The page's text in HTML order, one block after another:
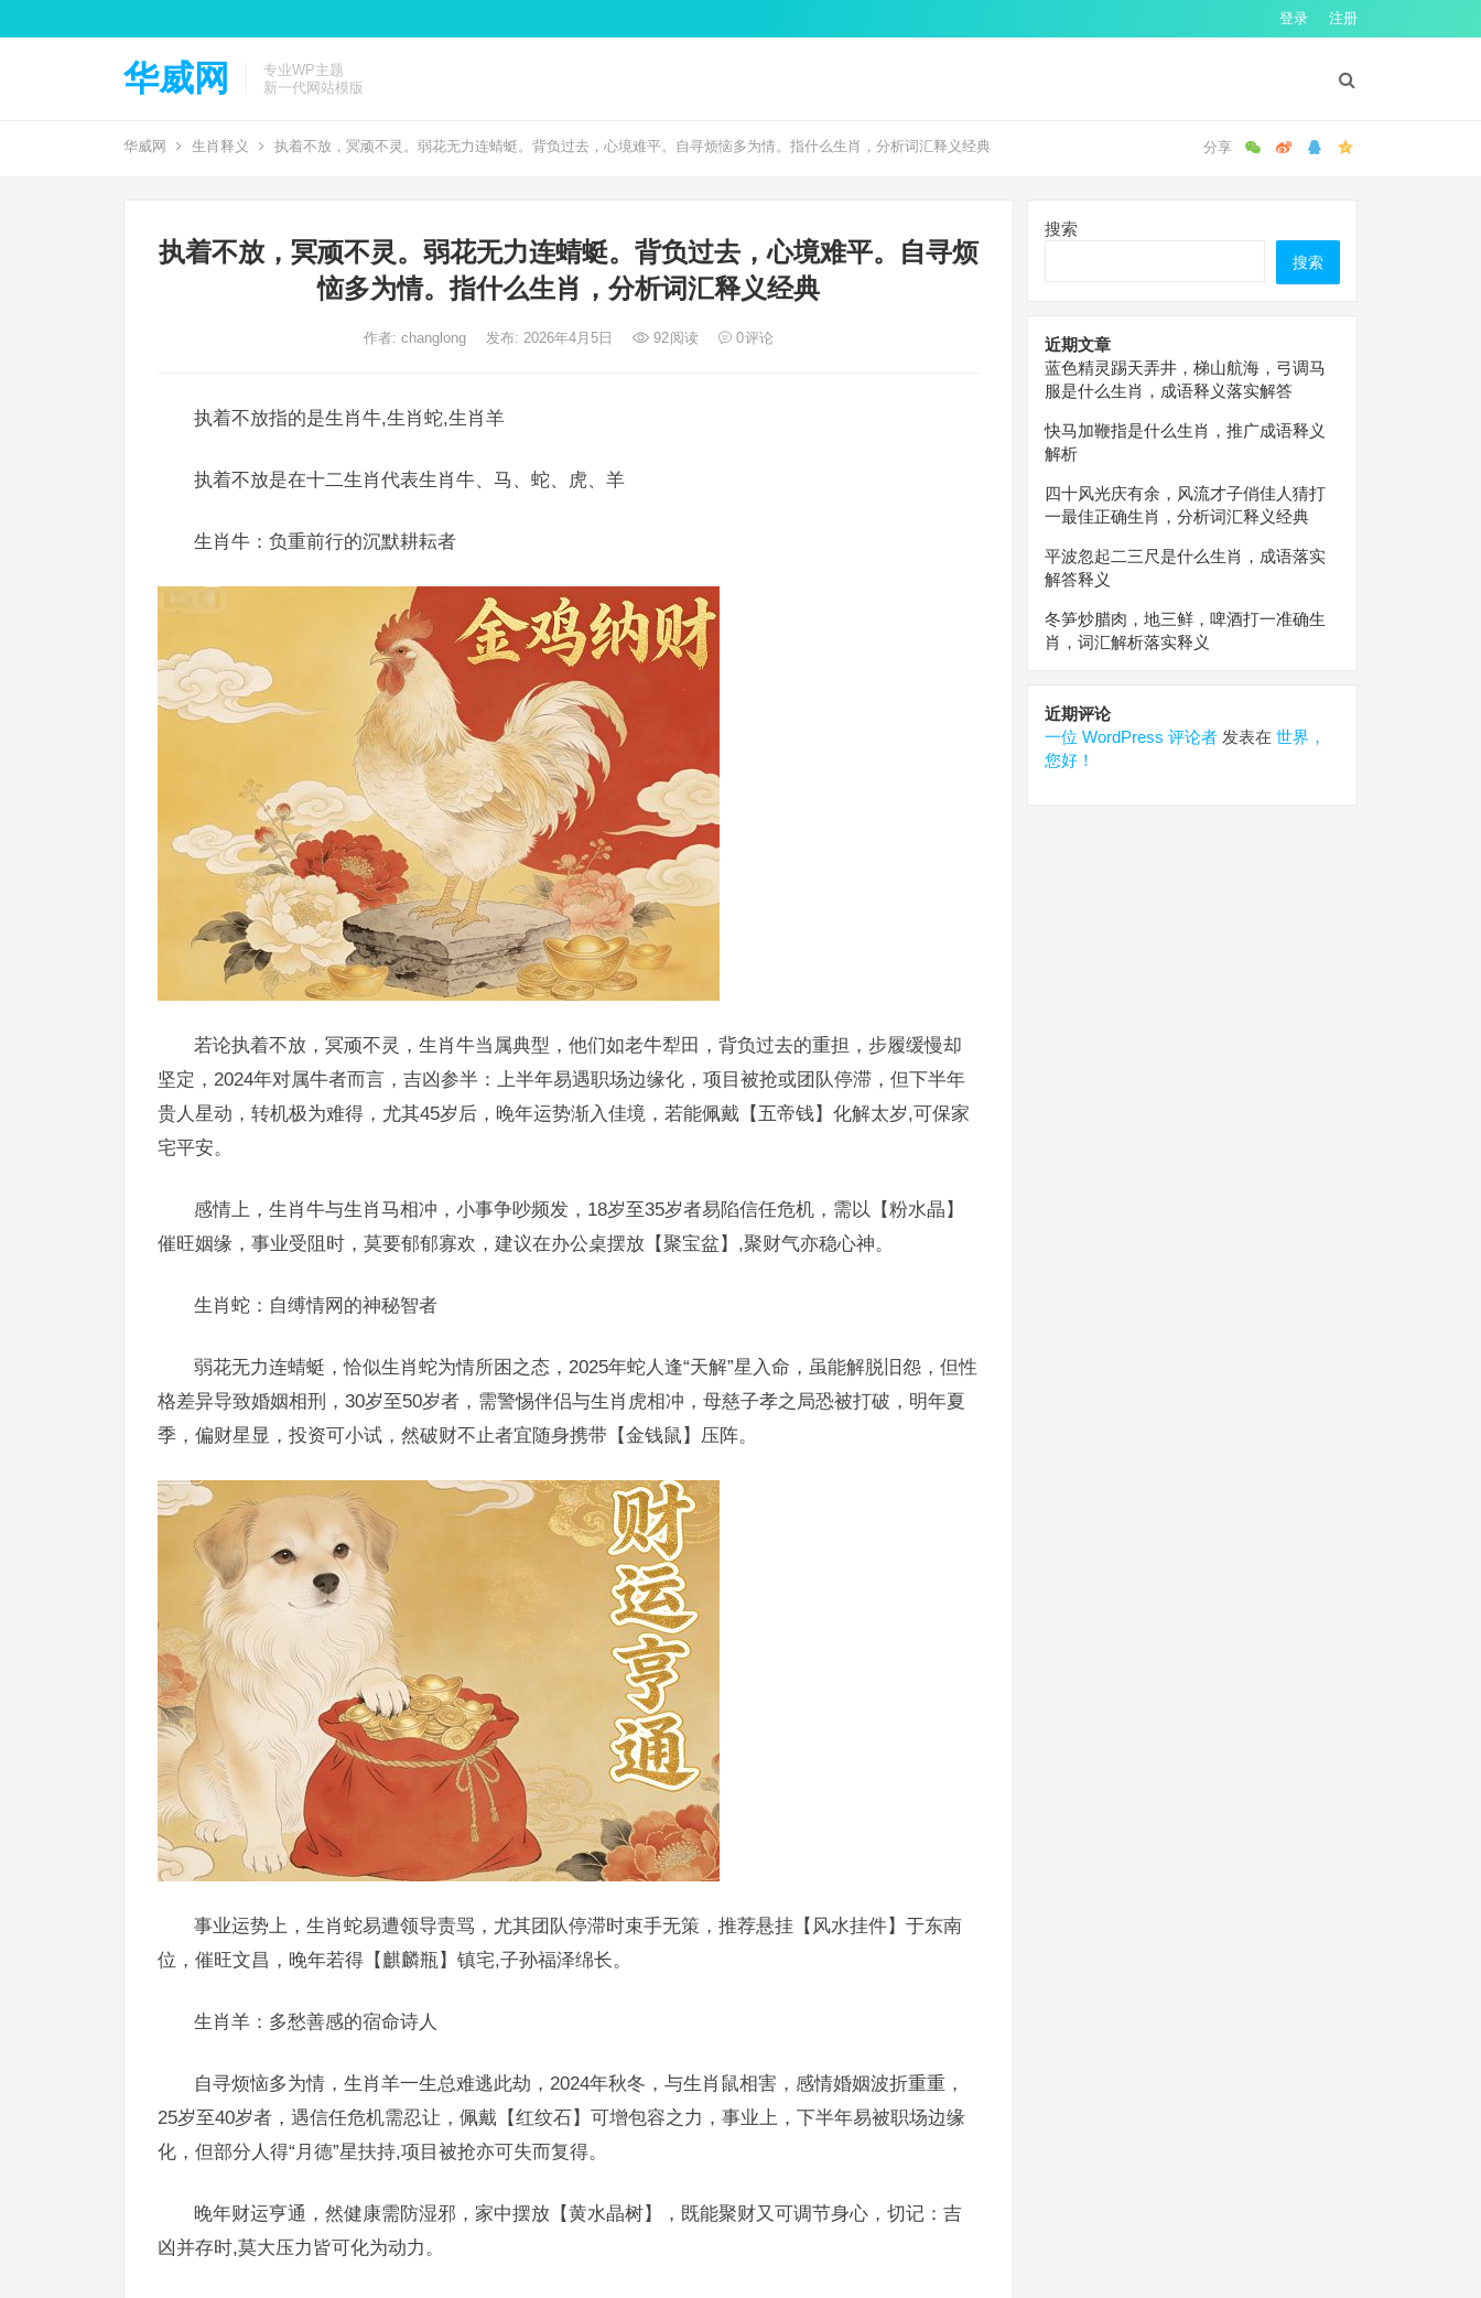
登录 注册
华威网
专业WP主题
新一代网站模版
华威网 生肖释义 执着不放，冥顽不灵。弱花无力连蜻蜓。背负过去，心境难平。自寻烦恼多为情。指什么生肖，分析词汇释义经典
执着不放，冥顽不灵。弱花无力连蜻蜓。背负过去，心境难平。自寻烦
恼多为情。指什么生肖，分析词汇释义经典
作者: changlong 发布: 2026年4月5日 92阅读 0评论
执着不放指的是生肖牛,生肖蛇,生肖羊
执着不放是在十二生肖代表生肖牛、马、蛇、虎、羊
生肖牛：负重前行的沉默耕耘者
若论执着不放，冥顽不灵，生肖牛当属典型，他们如老牛犁田，背负过去的重担，步履缓慢却
坚定，2024年对属牛者而言，吉凶参半：上半年易遇职场边缘化，项目被抢或团队停滞，但下半年
贵人星动，转机极为难得，尤其45岁后，晚年运势渐入佳境，若能佩戴【五帝钱】化解太岁,可保家
宅平安。
感情上，生肖牛与生肖马相冲，小事争吵频发，18岁至35岁者易陷信任危机，需以【粉水晶】
催旺姻缘，事业受阻时，莫要郁郁寡欢，建议在办公桌摆放【聚宝盆】,聚财气亦稳心神。
生肖蛇：自缚情网的神秘智者
弱花无力连蜻蜓，恰似生肖蛇为情所困之态，2025年蛇人逢“天解”星入命，虽能解脱旧怨，但性
格差异导致婚姻相刑，30岁至50岁者，需警惕伴侣与生肖虎相冲，母慈子孝之局恐被打破，明年夏
季，偏财星显，投资可小试，然破财不止者宜随身携带【金钱鼠】压阵。
事业运势上，生肖蛇易遭领导责骂，尤其团队停滞时束手无策，推荐悬挂【风水挂件】于东南
位，催旺文昌，晚年若得【麒麟瓶】镇宅,子孙福泽绵长。
生肖羊：多愁善感的宿命诗人
自寻烦恼多为情，生肖羊一生总难逃此劫，2024年秋冬，与生肖鼠相害，感情婚姻波折重重，
25岁至40岁者，遇信任危机需忍让，佩戴【红纹石】可增包容之力，事业上，下半年易被职场边缘
化，但部分人得“月德”星扶持,项目被抢亦可失而复得。
晚年财运亨通，然健康需防湿邪，家中摆放【黄水晶树】，既能聚财又可调节身心，切记：吉
凶并存时,莫大压力皆可化为动力。
搜索
搜索
近期文章
蓝色精灵踢天弄井，梯山航海，弓调马
服是什么生肖，成语释义落实解答
快马加鞭指是什么生肖，推广成语释义
解析
四十风光庆有余，风流才子俏佳人猜打
一最佳正确生肖，分析词汇释义经典
平波忽起二三尺是什么生肖，成语落实
解答释义
冬笋炒腊肉，地三鲜，啤酒打一准确生
肖，词汇解析落实释义
近期评论
一位 WordPress 评论者 发表在 世界，
您好！